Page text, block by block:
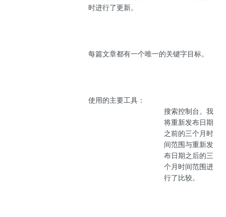
时进行了更新。
每篇文章都有一个唯一的关键字目标。
使用的主要工具：
搜索控制台。我
将重新发布日期
之前的三个月时
间范围与重新发
布日期之后的三
个月时间范围进
行了比较。